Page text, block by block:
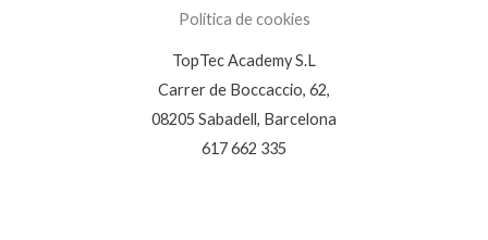
Política de cookies
TopTec Academy S.L
Carrer de Boccaccio, 62,
08205 Sabadell, Barcelona
617 662 335